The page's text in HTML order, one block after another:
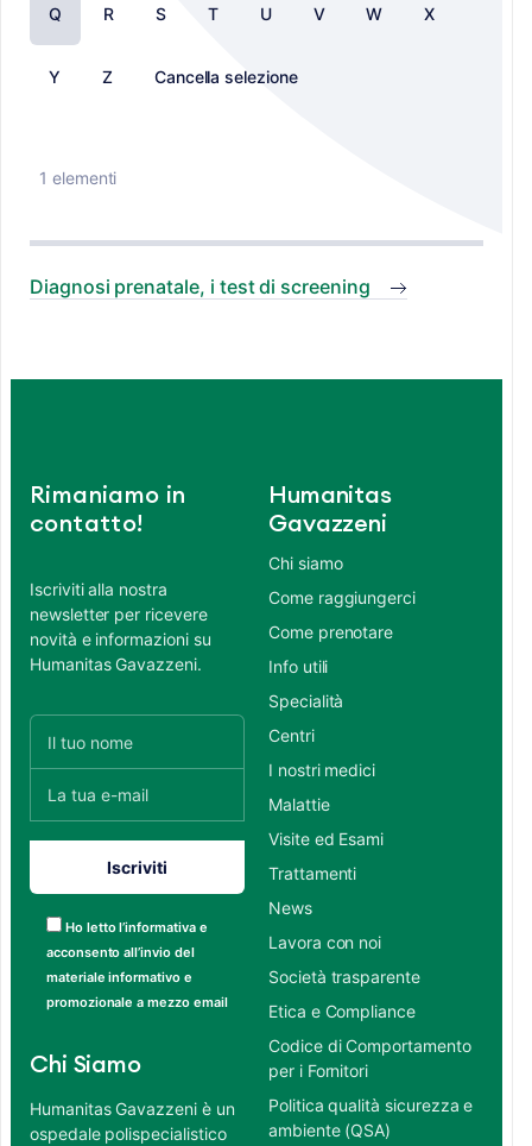
Q R S T U V W X
Y Z Cancella selezione
1 elementi
Diagnosi prenatale, i test di screening
Rimaniamo in
contatto!
Iscriviti alla nostra
newsletter per ricevere
novità e informazioni su
Humanitas Gavazzeni.
Ho letto l’informativa e
acconsento all’invio del
materiale informativo e
promozionale a mezzo email
Chi Siamo
Humanitas Gavazzeni è un
ospedale polispecialistico
Humanitas
Gavazzeni
Chi siamo
Come raggiungerci
Come prenotare
Info utili
Specialità
Centri
I nostri medici
Malattie
Visite ed Esami
Trattamenti
News
Lavora con noi
Società trasparente
Etica e Compliance
Codice di Comportamento
per i Fornitori
Politica qualità sicurezza e
ambiente (QSA)